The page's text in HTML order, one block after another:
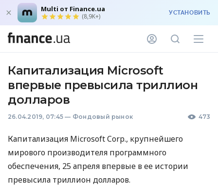
Multi от Finance.ua
(8,9K+) УСТАНОВИТЬ
Капитализация Microsoft
впервые превысила триллион
долларов
26.04.2019, 07:45 — Фондовый рынок 473
Капитализация Microsoft Corp., крупнейшего
мирового производителя программного
обеспечения, 25 апреля впервые в ее истории
превысила триллион долларов.